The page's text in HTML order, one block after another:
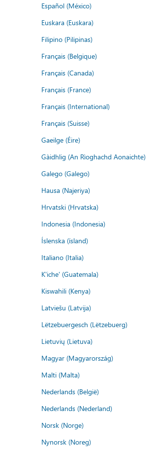
Español (México)
Euskara (Euskara)
Filipino (Pilipinas)
Français (Belgique)
Français (Canada)
Français (France)
Français (International)
Français (Suisse)
Gaeilge (Éire)
Gàidhlig (An Rìoghachd Aonaichte)
Galego (Galego)
Hausa (Najeriya)
Hrvatski (Hrvatska)
Indonesia (Indonesia)
Íslenska (ísland)
Italiano (Italia)
K'iche' (Guatemala)
Kiswahili (Kenya)
Latviešu (Latvija)
Lëtzebuergesch (Lëtzebuerg)
Lietuvių (Lietuva)
Magyar (Magyarország)
Malti (Malta)
Nederlands (België)
Nederlands (Nederland)
Norsk (Norge)
Nynorsk (Noreg)